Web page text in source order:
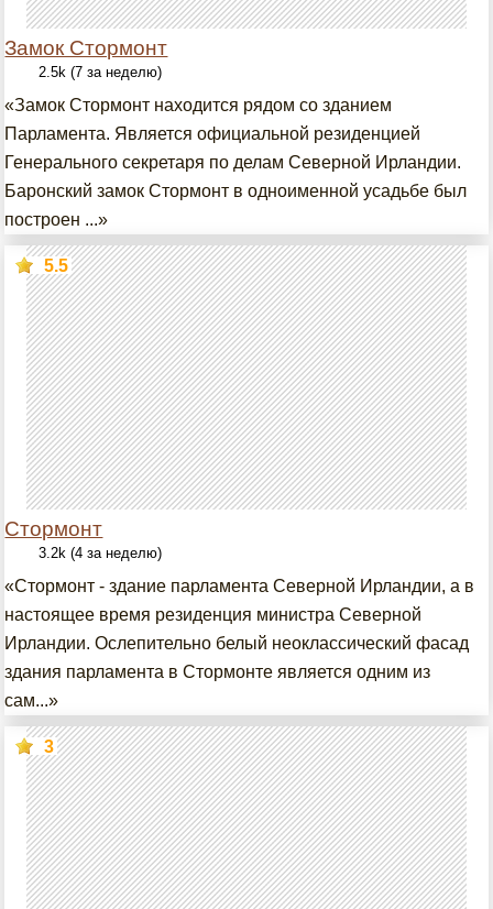
Замок Стормонт
2.5k (7 за неделю)
«Замок Стормонт находится рядом со зданием
Парламента. Является официальной резиденцией
Генерального секретаря по делам Северной Ирландии.
Баронский замок Стормонт в одноименной усадьбе был
построен ...»
Стормонт
5.5
3.2k (4 за неделю)
«Стормонт - здание парламента Северной Ирландии, а в
настоящее время резиденция министра Северной
Ирландии. Ослепительно белый неоклассический фасад
здания парламента в Стормонте является одним из
сам...»
3